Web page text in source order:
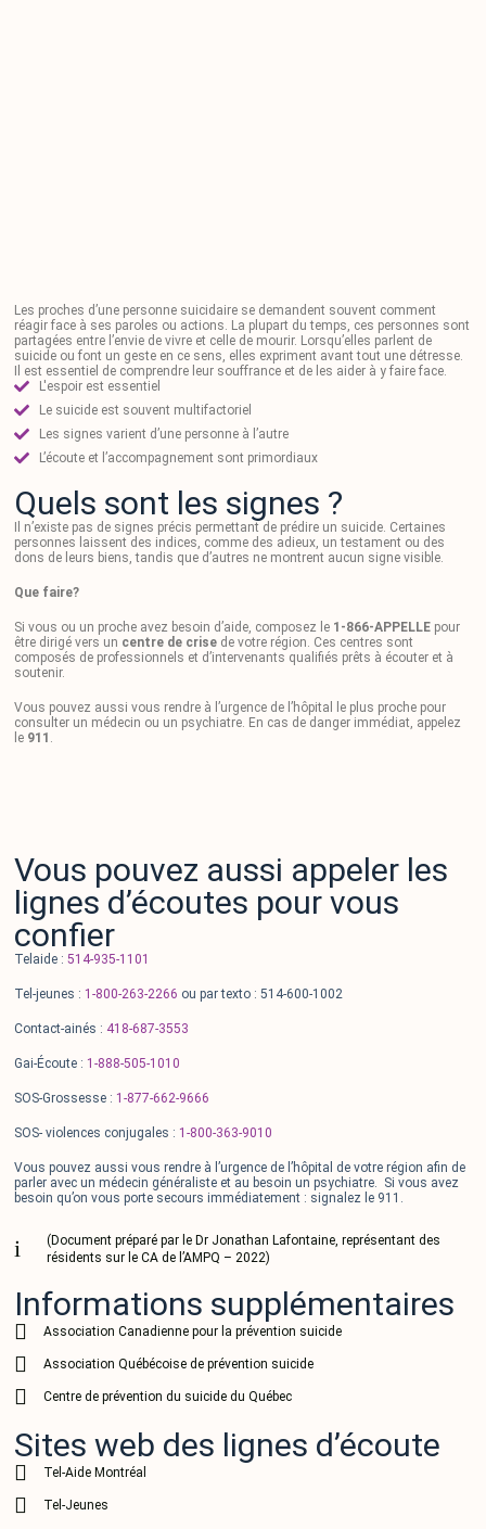
Les proches d’une personne suicidaire se demandent souvent comment
réagir face à ses paroles ou actions. La plupart du temps, ces personnes sont
partagées entre l’envie de vivre et celle de mourir. Lorsqu’elles parlent de
suicide ou font un geste en ce sens, elles expriment avant tout une détresse.
Il est essentiel de comprendre leur souffrance et de les aider à y faire face.
L'espoir est essentiel
Le suicide est souvent multifactoriel
Les signes varient d’une personne à l’autre
L’écoute et l’accompagnement sont primordiaux
Quels sont les signes ?
Il n’existe pas de signes précis permettant de prédire un suicide. Certaines
personnes laissent des indices, comme des adieux, un testament ou des
dons de leurs biens, tandis que d’autres ne montrent aucun signe visible.
Que faire?
Si vous ou un proche avez besoin d’aide, composez le 1-866-APPELLE pour
être dirigé vers un centre de crise de votre région. Ces centres sont
composés de professionnels et d’intervenants qualifiés prêts à écouter et à
soutenir.
Vous pouvez aussi vous rendre à l’urgence de l’hôpital le plus proche pour
consulter un médecin ou un psychiatre. En cas de danger immédiat, appelez
le 911 .
Vous pouvez aussi appeler les
lignes d’écoutes pour vous
confier
Telaide :514-935-1101
Tel-jeunes : 1-800-263-2266 ou par texto : 514-600-1002
Contact-ainés : 418-687-3553
Gai-Écoute : 1-888-505-1010
SOS-Grossesse : 1-877-662-9666
SOS- violences conjugales : 1-800-363-9010
Vous pouvez aussi vous rendre à l’urgence de l’hôpital de votre région afin de
parler avec un médecin généraliste et au besoin un psychiatre. Si vous avez
besoin qu’on vous porte secours immédiatement : signalez le 911.
(Document préparé par le Dr Jonathan Lafontaine, représentant des
résidents sur le CA de l’AMPQ – 2022)
Informations supplémentaires
Association Canadienne pour la prévention suicide
Association Québécoise de prévention suicide
Centre de prévention du suicide du Québec
Sites web des lignes d’écoute
Tel-Aide Montréal
Tel-Jeunes